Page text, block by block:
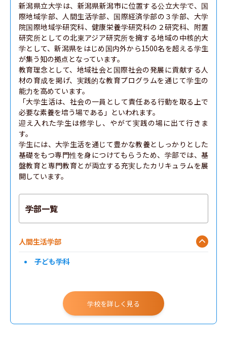
新潟県立大学は、新潟県新潟市に位置する公立大学で、国
際地域学部、人間生活学部、国際経済学部の３学部、大学
院国際地域学研究科、健康栄養学研究科の２研究科、附置
研究所としての北東アジア研究所を擁する地域の中核的大
学として、新潟県をはじめ国内外から1500名を超える学生
が集う知の拠点となっています。
教育理念として、地域社会と国際社会の発展に貢献する人
材の育成を掲げ、実践的な教育プログラムを通じて学生の
能力を高めています。
「大学生活は、社会の一員として責任ある行動を取る上で
必要な素養を培う場である」といわれます。
迎え入れた学生は修学し、やがて実践の場に出て行きま
す。
学生には、大学生活を通じて豊かな教養としっかりとした
基礎をもつ専門性を身につけてもらうため、学部では、基
盤教育と専門教育とが両立する充実したカリキュラムを展
開しています。
学部一覧
人間生活学部
子ども学科
学校を詳しく見る